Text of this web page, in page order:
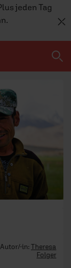
jeden Tag
Autor/-in: Theresa
Folger